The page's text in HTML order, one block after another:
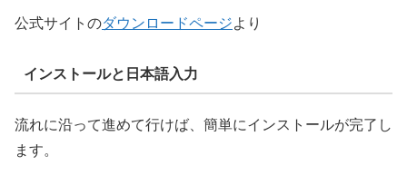
公式サイトのダウンロードページより
インストールと日本語入力
流れに沿って進めて行けば、簡単にインストールが完了し
ます。